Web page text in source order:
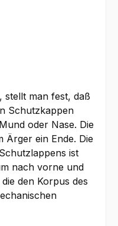
stellt man fest, daß
Schutzkappen
oder Nase. Die
Ärger ein Ende. Die
ist
nach vorne und
den Korpus des